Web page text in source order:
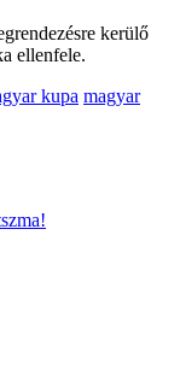
kerülő
ellenfele.
kupa magyar